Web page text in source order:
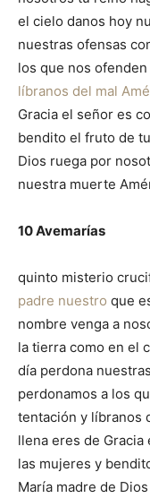
el cielo danos hoy
nuestras ofensas
los que nos
líbranos del mal
Gracia el señor es
bendito el fruto de
Dios ruega por
nuestra muerte
10 Avemarías
quinto misterio
padre nuestro que
nombre venga a
la tierra como en el
día perdona
perdonamos a los
tentación y líbranos
llena eres de
las mujeres y
María madre de